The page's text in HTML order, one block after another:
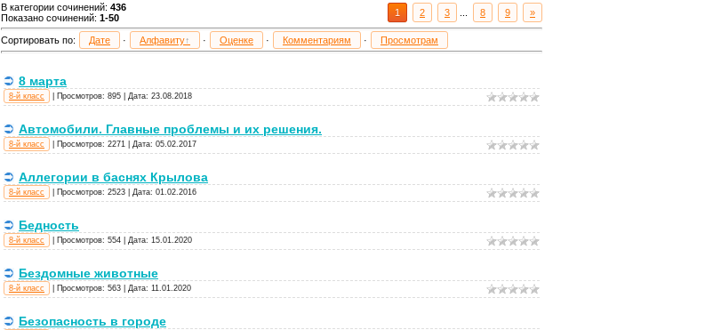
В категории сочинений: 436
Показано сочинений: 1-50 1 2 3 8 9 »
Сортировать по: Дате · Алфавиту · Оценке · Комментариям · Просмотрам
8 марта
8-й класс Просмотров: 895 Дата: 23.08.2018
Автомобили. Главные проблемы и их решения.
8-й класс Просмотров: 2271 Дата: 05.02.2017
Аллегории в баснях Крылова
8-й класс Просмотров: 2523 Дата: 01.02.2016
Бедность
8-й класс Просмотров: 554 Дата: 15.01.2020
Бездомные животные
8-й класс Просмотров: 563 Дата: 11.01.2020
Безопасность в городе